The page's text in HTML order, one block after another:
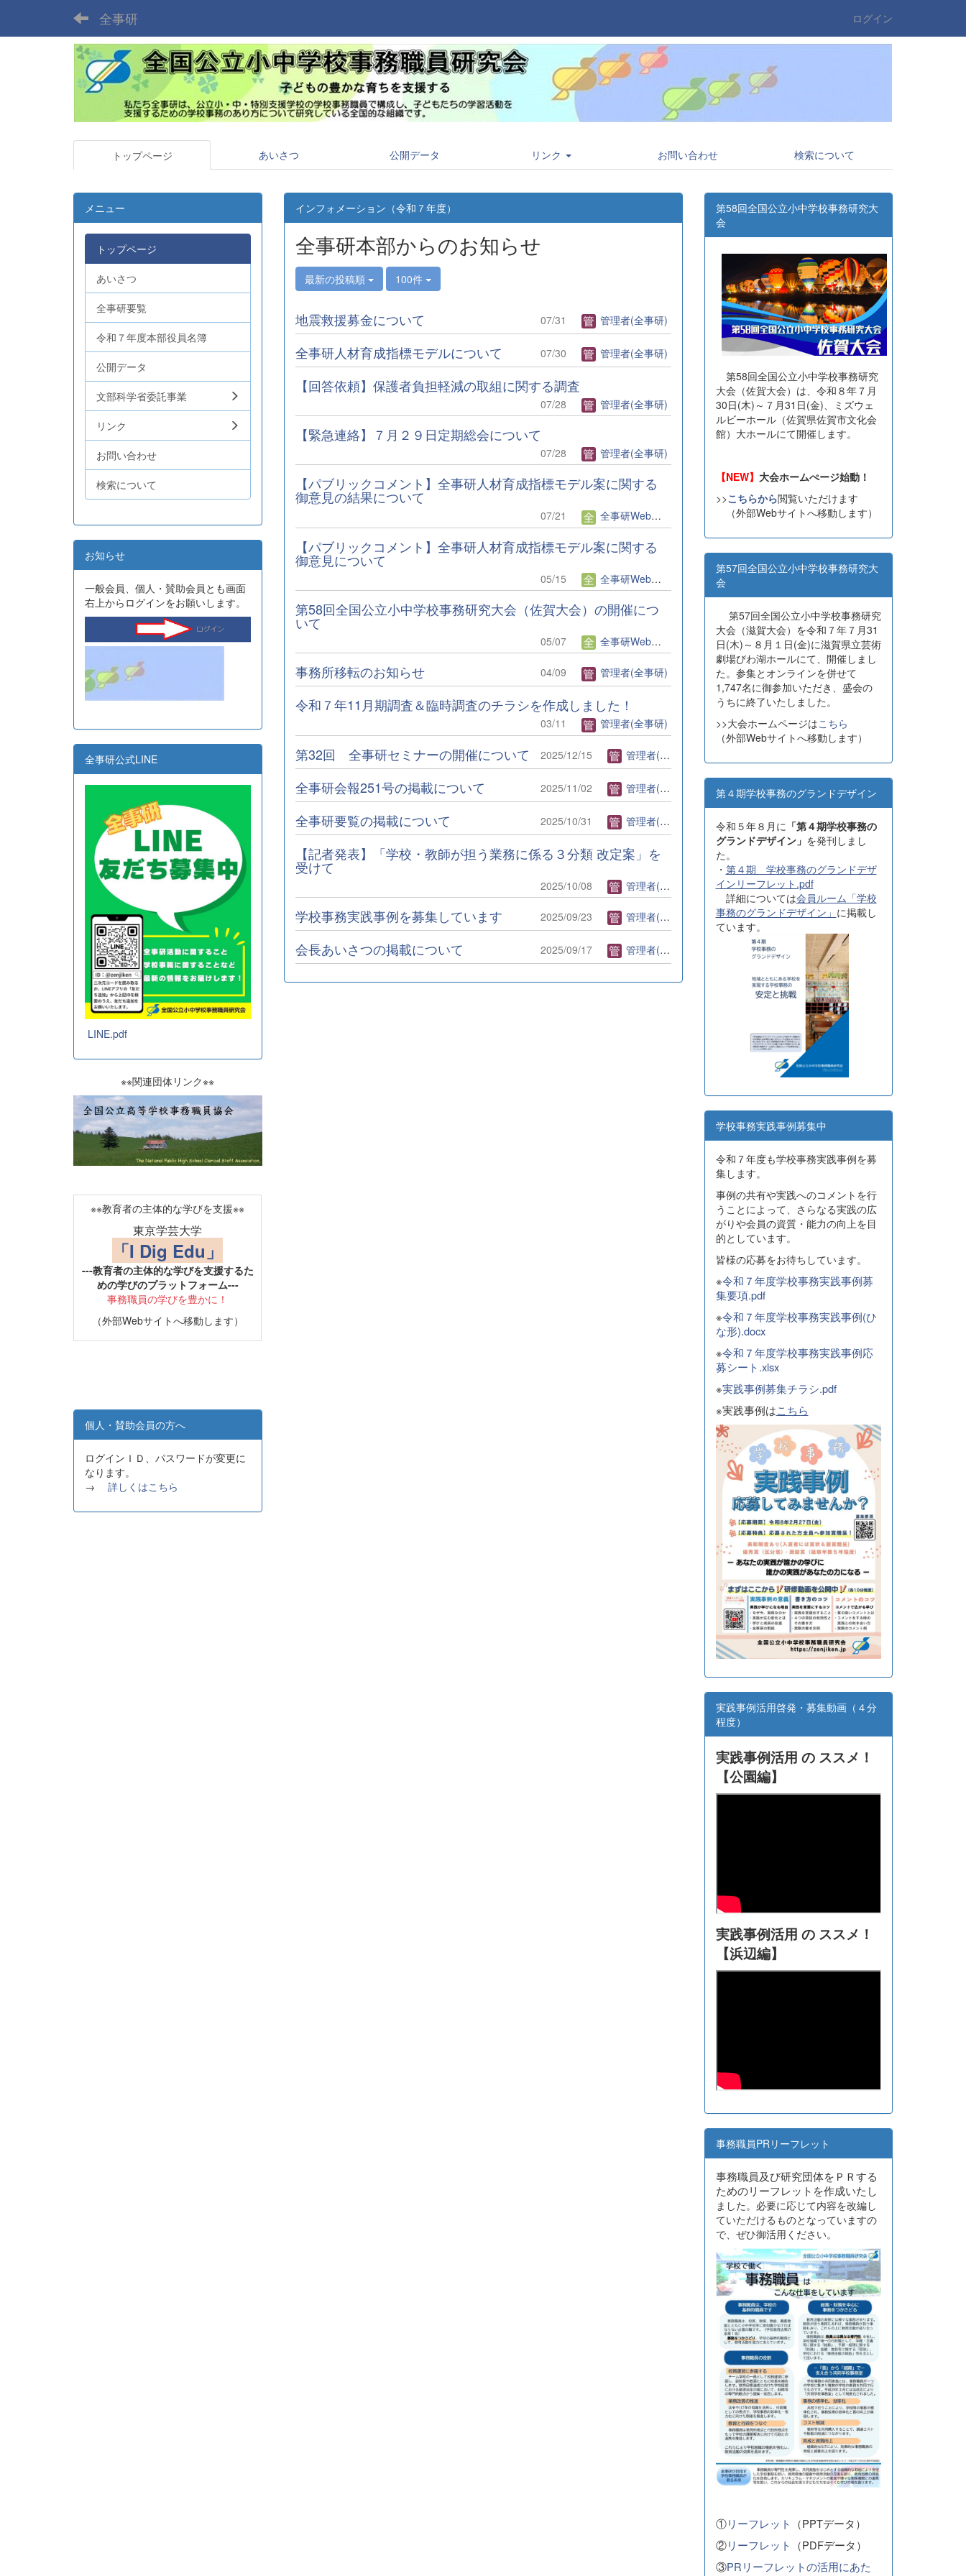
全事研 ログイン
トップページ あいさつ 公開データ リンク お問い合わせ 検索について
インフォメーション（令和７年度）
全事研本部からのお知らせ
最新の投稿順 100件
地震救援募金について 07/31 管理者(全事研)
全事研人材育成指標モデルについて 07/30 管理者(全事研)
【回答依頼】保護者負担軽減の取組に関する調査
07/28 管理者(全事研)
【緊急連絡】７月２９日定期総会について
07/28 管理者(全事研)
【パブリックコメント】全事研人材育成指標モデル案に関する
御意見の結果について
07/21 全事研Web編集者
【パブリックコメント】全事研人材育成指標モデル案に関する
御意見について
05/15 全事研Web編集者
第58回全国公立小中学校事務研究大会（佐賀大会）の開催につ
いて
05/07 全事研Web編集者
事務所移転のお知らせ 04/09 管理者(全事研)
令和７年11月期調査＆臨時調査のチラシを作成しました！
03/11 管理者(全事研)
第32回 全事研セミナーの開催について 2025/12/15 管理者(全事研)
全事研会報251号の掲載について 2025/11/02 管理者(全事研)
全事研要覧の掲載について 2025/10/31 管理者(全事研)
【記者発表】「学校・教師が担う業務に係る３分類 改定案」を
受けて
2025/10/08 管理者(全事研)
学校事務実践事例を募集しています 2025/09/23 管理者(全事研)
会長あいさつの掲載について 2025/09/17 管理者(全事研)
メニュー
トップページ
あいさつ
全事研要覧
令和７年度本部役員名簿
公開データ
文部科学省委託事業
リンク
お問い合わせ
検索について
お知らせ
一般会員、個人・賛助会員とも画面
右上からログインをお願いします。
全事研公式LINE
LINE.pdf
※※関連団体リンク※※
※※教育者の主体的な学びを支援※※
東京学芸大学
「I Dig Edu」
---教育者の主体的な学びを支援するた
めの学びのプラットフォーム---
事務職員の学びを豊かに！
（外部Webサイトへ移動します）
個人・賛助会員の方へ
ログインＩＤ、パスワードが変更に
なります。
→ 詳しくはこちら
第58回全国公立小中学校事務研究大
会
第58回全国公立小中学校事務研究
大会（佐賀大会）は、令和８年７月
30日(木)～７月31日(金)、ミズウェ
ルビーホール（佐賀県佐賀市文化会
館）大ホールにて開催します。
【NEW】 大会ホームぺージ始動！
>>こちらから閲覧いただけます
（外部Webサイトへ移動します）
第57回全国公立小中学校事務研究大
会
第57回全国公立小中学校事務研究
大会（滋賀大会）を令和７年７月31
日(木)～８月１日(金)に滋賀県立芸術
劇場びわ湖ホールにて、開催しまし
た。参集とオンラインを併せて
1,747名に御参加いただき、盛会の
うちに終了いたしました。
>>大会ホームページはこちら
（外部Webサイトへ移動します）
第４期学校事務のグランドデザイン
令和５年８月に 「第４期学校事務の
グランドデザイン」 を発刊しまし
た。
・ 第４期 学校事務のグランドデザ
インリーフレット.pdf
詳細については会員ルーム「学校
事務のグランドデザイン」 に掲載し
ています。
学校事務実践事例募集中
令和７年度も学校事務実践事例を募
集します。
事例の共有や実践へのコメントを行
うことによって、さらなる実践の広
がりや会員の資質・能力の向上を目
的としています。
皆様の応募をお待ちしています。
※令和７年度学校事務実践事例募
集要項.pdf
※令和７年度学校事務実践事例(ひ
な形).docx
※令和７年度学校事務実践事例応
募シート.xlsx
※実践事例募集チラシ.pdf
※実践事例はこちら
実践事例活用啓発・募集動画（４分
程度）
実践事例活用 の ススメ！
【公園編】
実践事例活用 の ススメ！
【浜辺編】
事務職員PRリーフレット
事務職員及び研究団体をＰＲする
ためのリーフレットを作成いたし
ました。必要に応じて内容を改編し
ていただけるものとなっていますの
で、ぜひ御活用ください。
①リーフレット （PPTデータ）
②リーフレット （PDFデータ）
③PRリーフレットの活用にあた